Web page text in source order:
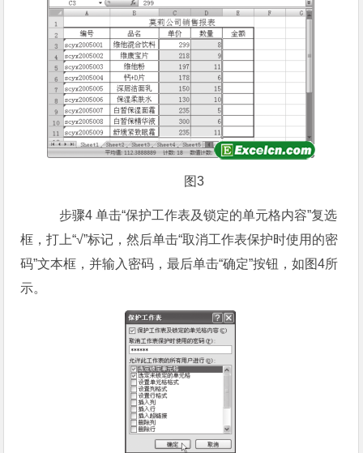
图3
步骤4 单击“保护工作表及锁定的单元格内容”复选
框，打上“√”标记，然后单击“取消工作表保护时使用的密
码”文本框，并输入密码，最后单击“确定”按钮，如图4所
示。